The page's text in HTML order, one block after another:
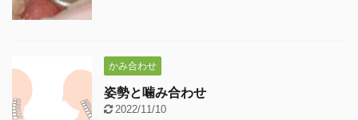
かみ合わせ
姿勢と噛み合わせ
2022/11/10